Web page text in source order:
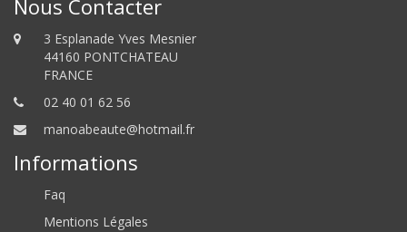
Nous Contacter
3 Esplanade Yves Mesnier
44160 PONTCHATEAU
FRANCE
02 40 01 62 56
manoabeaute@hotmail.fr
Informations
Faq
Mentions Légales